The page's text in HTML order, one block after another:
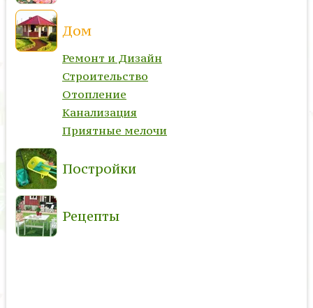
Дом
Ремонт и Дизайн
Строительство
Отопление
Канализация
Приятные мелочи
Постройки
Рецепты